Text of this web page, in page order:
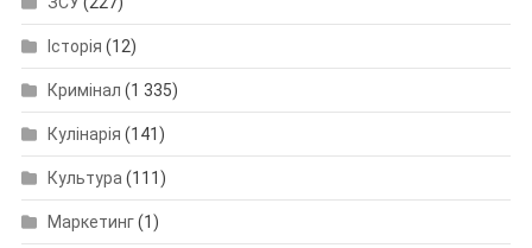
Історія (12)
Кримінал (1 335)
Кулінарія (141)
Культура (111)
Маркетинг(1)